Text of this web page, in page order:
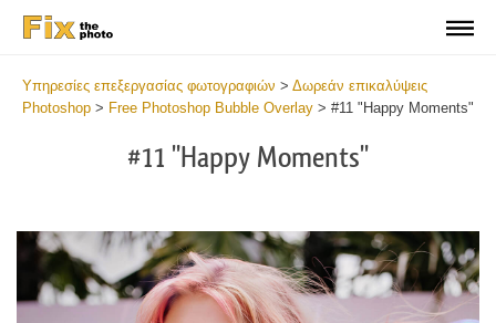
Υπηρεσίες επεξεργασίας φωτογραφιών > Δωρεάν επικαλύψεις
Photoshop > Free Photoshop Bubble Overlay > #11 "Happy Moments"
#11 "Happy Moments"